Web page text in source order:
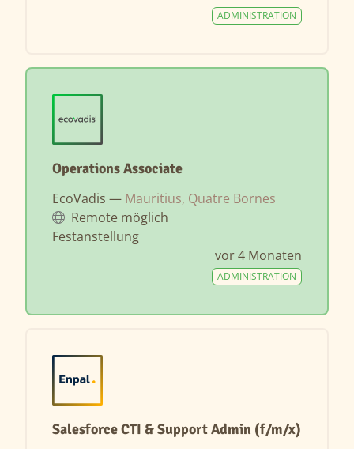
ADMINISTRATION
Operations Associate
EcoVadis — Mauritius, Quatre Bornes
Remote möglich
Festanstellung
vor 4 Monaten
ADMINISTRATION
Salesforce CTI & Support Admin (f/m/x)